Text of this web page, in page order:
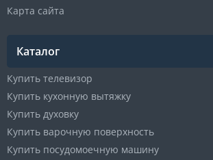
Карта сайта
Каталог
Купить телевизор
Купить кухонную вытяжку
Купить духовку
Купить варочную поверхность
Купить посудомоечную машину